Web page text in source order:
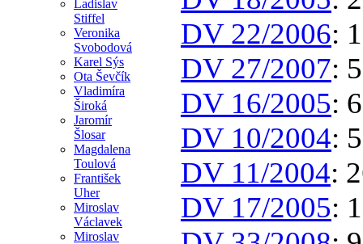
Ladislav
Stiffel
Veronika
Svobodová
Karel Sýs
Ota Ševčík
Vladimíra
Široká
Jaromír
Šlosar
Magdalena
Toulová
František
Uher
Miroslav
Václavek
Miroslav
DV 22/2006:
DV 27/2007:
DV 16/2005:
DV 10/2004:
DV 11/2004:
DV 17/2005: